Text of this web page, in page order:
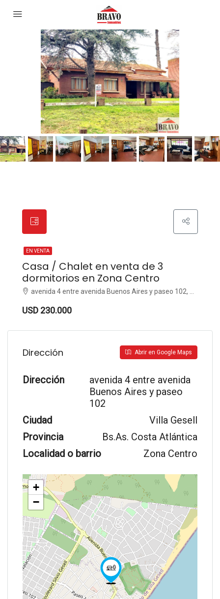
EN VENTA
Casa / Chalet en venta de 3
dormitorios en Zona Centro
avenida 4 entre avenida Buenos Aires y paseo 102, Zona Centro, Villa Gesell
USD 230.000
Dirección Abrir en Google Maps
Dirección
avenida 4 entre avenida
Buenos Aires y paseo
102
Ciudad
Villa Gesell
Provincia
Bs.As. Costa Atlántica
Localidad o barrio
Zona Centro
+
−